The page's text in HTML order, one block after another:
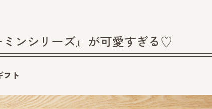
ミンシリーズ』が可愛すぎる♡
フト